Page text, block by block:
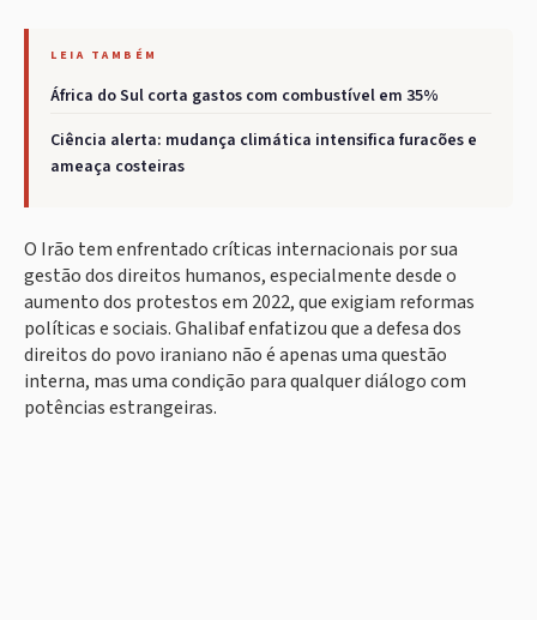
LEIA TAMBÉM
África do Sul corta gastos com combustível em 35%
Ciência alerta: mudança climática intensifica furacões e
ameaça costeiras
O Irão tem enfrentado críticas internacionais por sua
gestão dos direitos humanos, especialmente desde o
aumento dos protestos em 2022, que exigiam reformas
políticas e sociais. Ghalibaf enfatizou que a defesa dos
direitos do povo iraniano não é apenas uma questão
interna, mas uma condição para qualquer diálogo com
potências estrangeiras.